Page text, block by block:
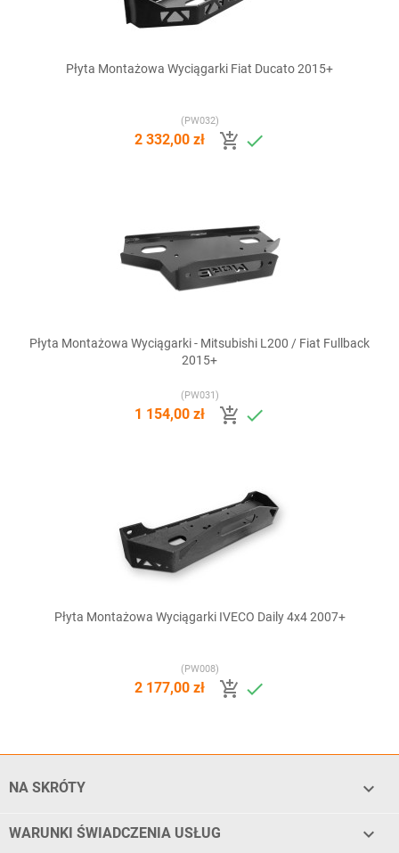
Płyta Montażowa Wyciągarki Fiat Ducato 2015+
(PW032)
2 332,00 zł  
Płyta Montażowa Wyciągarki - Mitsubishi L200 / Fiat Fullback
2015+
(PW031)
1 154,00 zł  
Płyta Montażowa Wyciągarki IVECO Daily 4x4 2007+
(PW008)
2 177,00 zł  
NA SKRÓTY 
WARUNKI ŚWIADCZENIA USŁUG 